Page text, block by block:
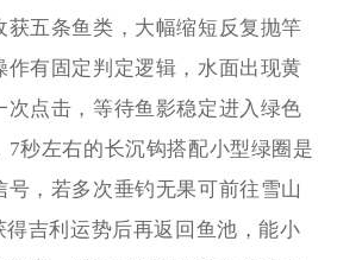
获五条鱼类，大幅缩短反复抛竿
作有固定判定逻辑，水面出现黄
次点击，等待鱼影稳定进入绿色
7秒左右的长沉钩搭配小型绿圈是
号，若多次垂钓无果可前往雪山
得吉利运势后再返回鱼池，能小